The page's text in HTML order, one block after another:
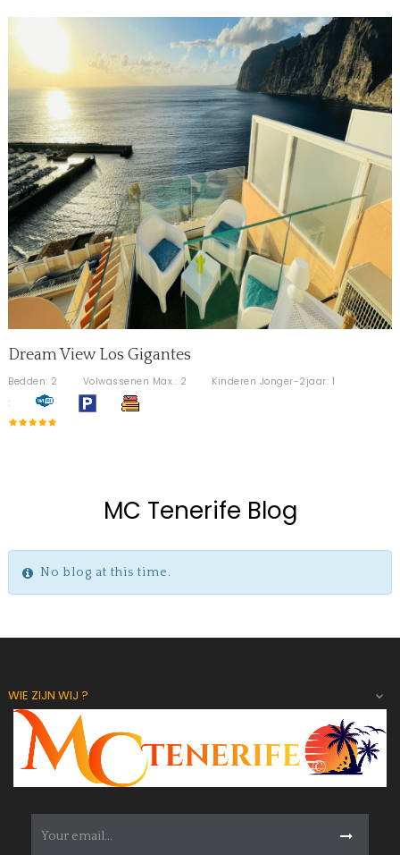
Dream View Los Gigantes
Bedden: 2 Volwassenen Max.: 2
Kinderen Jonger-2jaar: 1
:
MC Tenerife Blog
No blog at this time.
WIE ZIJN WIJ ? 